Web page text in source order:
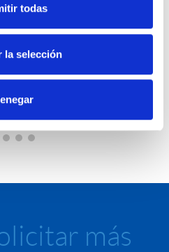
todas
la selección
granulométrica de partículas
más